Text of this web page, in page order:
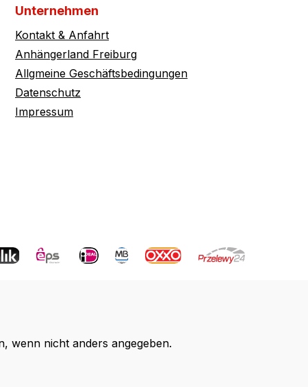
Unternehmen
Kontakt & Anfahrt
Anhängerland Freiburg
Allgmeine Geschäftsbedingungen
Datenschutz
Impressum
wenn nicht anders angegeben.